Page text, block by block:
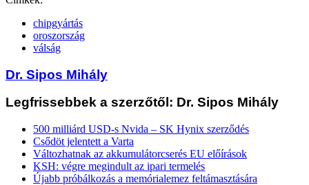
chipgyártás
oroszország
válság
Dr. Sipos Mihály
Legfrissebbek a szerzőtől: Dr. Sipos Mihály
500 milliárd USD-s Nvida – SK Hynix szerződés
Csődöt jelentett a Varta
Változhatnak az akkumulátorcserés EU előírások
KSH: végre megindult az ipari termelés
Újabb próbálkozás a memórialemez feltámasztására